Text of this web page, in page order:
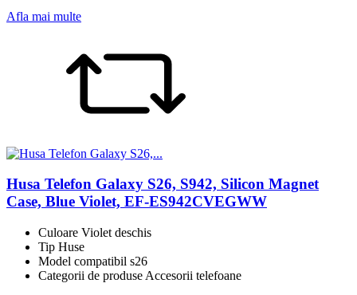
Afla mai multe
Husa Telefon Galaxy S26, S942, Silicon Magnet
Case, Blue Violet, EF-ES942CVEGWW
Culoare Violet deschis
Tip Huse
Model compatibil s26
Categorii de produse Accesorii telefoane